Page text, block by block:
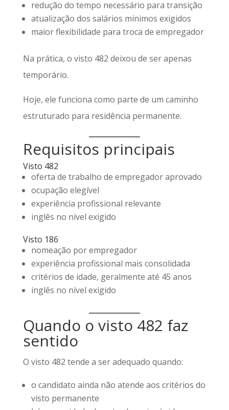
redução do tempo necessário para transição
atualização dos salários mínimos exigidos
maior flexibilidade para troca de empregador
Na prática, o visto 482 deixou de ser apenas
temporário.
Hoje, ele funciona como parte de um caminho
estruturado para residência permanente.
Requisitos principais
Visto 482
oferta de trabalho de empregador aprovado
ocupação elegível
experiência profissional relevante
inglês no nível exigido
Visto 186
nomeação por empregador
experiência profissional mais consolidada
critérios de idade, geralmente até 45 anos
inglês no nível exigido
Quando o visto 482 faz
sentido
O visto 482 tende a ser adequado quando:
o candidato ainda não atende aos critérios do
visto permanente